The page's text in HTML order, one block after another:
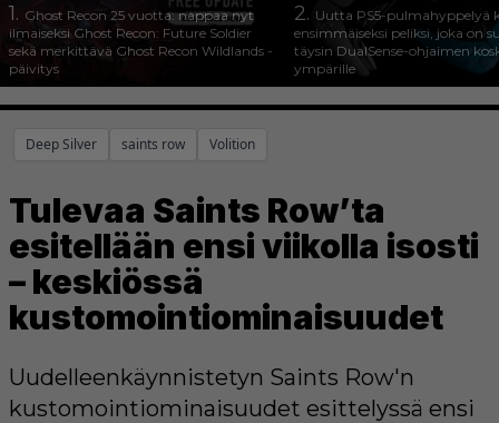
1. Ghost Recon 25 vuotta: nappaa nyt
ilmaiseksi Ghost Recon: Future Soldier
sekä merkittävä Ghost Recon Wildlands -
päivitys
2. Uutta PS5-pulmahyppelyä
ensimmäiseksi peliksi, joka on
täysin DualSense-ohjaimen
ympärille
Deep Silver saints row Volition
Tulevaa Saints Row’ta
esitellään ensi viikolla isosti
– keskiössä
kustomointiominaisuudet
Uudelleenkäynnistetyn Saints Row'n
kustomointiominaisuudet esittelyssä ensi